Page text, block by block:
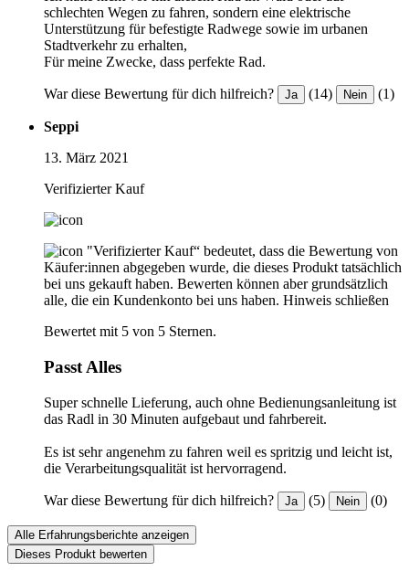
schlechten Wegen zu fahren, sondern eine elektrische
Unterstützung für befestigte Radwege sowie im urbanen
Stadtverkehr zu erhalten,
Für meine Zwecke, dass perfekte Rad.
War diese Bewertung für dich hilfreich? Ja (14) Nein (1)
Seppi
13. März 2021
Verifizierter Kauf
"Verifizierter Kauf“ bedeutet, dass die Bewertung von
Käufer:innen abgegeben wurde, die dieses Produkt tatsächlich
bei uns gekauft haben. Bewerten können aber grundsätzlich
alle, die ein Kundenkonto bei uns haben. Hinweis schließen
Bewertet mit 5 von 5 Sternen.
Passt Alles
Super schnelle Lieferung, auch ohne Bedienungsanleitung ist
das Radl in 30 Minuten aufgebaut und fahrbereit.
Es ist sehr angenehm zu fahren weil es spritzig und leicht ist,
die Verarbeitungsqualität ist hervorragend.
War diese Bewertung für dich hilfreich? Ja (5) Nein (0)
Alle Erfahrungsberichte anzeigen
Dieses Produkt bewerten